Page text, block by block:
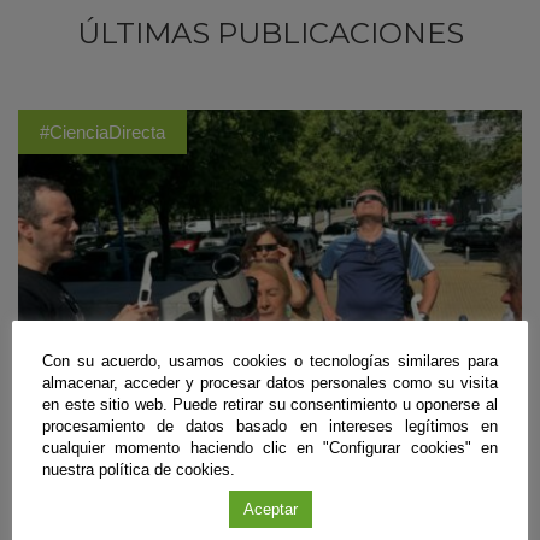
ÚLTIMAS PUBLICACIONES
#CienciaDirecta
Divulgación
Andalucía será testigo del eclipse solar parcial
Con su acuerdo, usamos cookies o tecnologías similares para
almacenar, acceder y procesar datos personales como su visita
en este sitio web. Puede retirar su consentimiento u oponerse al
procesamiento de datos basado en intereses legítimos en
cualquier momento haciendo clic en "Configurar cookies" en
nuestra política de cookies.
Aceptar